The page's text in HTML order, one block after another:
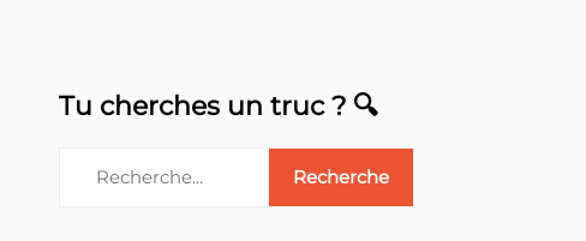
Tu cherches un truc ? 🔍